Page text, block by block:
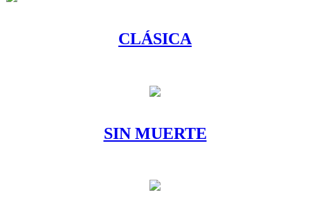
CLÁSICA
SIN MUERTE